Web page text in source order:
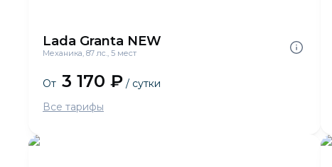
Lada Granta NEW
Механика, 87 лс., 5 мест
От 3 170 ₽ / сутки
Все тарифы